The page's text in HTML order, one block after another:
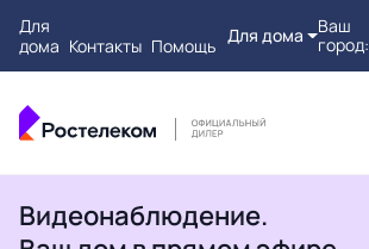
Для
дома Контакты Помощь Для дома
Ваш
город:
Видеонаблюдение.